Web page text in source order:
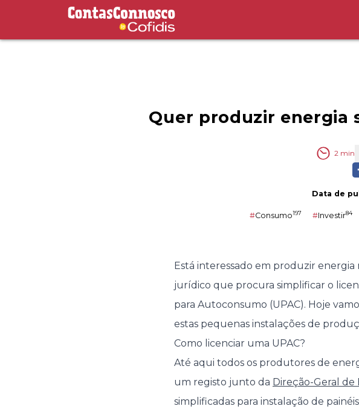
Contas Connosco by Cofidis
Quer produzir energia
2 min
Data de
#Consumo197 #Investir84
Está interessado em produzir
jurídico que procura simplificar o
para Autoconsumo (UPAC). Hoje
estas pequenas instalações de
Como licenciar uma UPAC?
Até aqui todos os produtores de
um registo junto da Direção-Geral de
simplificadas para instalação de